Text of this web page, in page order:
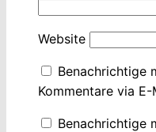
Website
Benachrichtige
Kommentare via E-
Benachrichtige